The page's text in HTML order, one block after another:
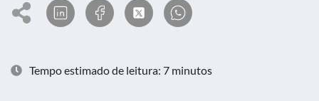
Tempo estimado de leitura: 7 minutos